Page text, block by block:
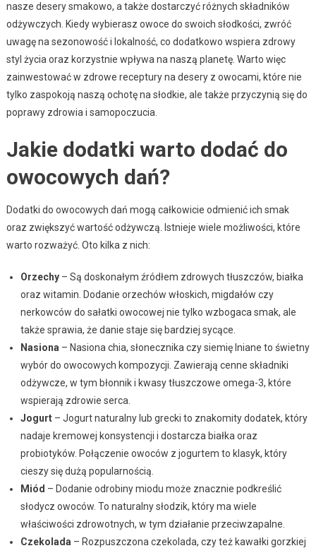
nasze desery smakowo, a także dostarczyć różnych składników
odżywczych. Kiedy wybierasz owoce do swoich słodkości, zwróć
uwagę na sezonowość i lokalność, co dodatkowo wspiera zdrowy
styl życia oraz korzystnie wpływa na naszą planetę. Warto więc
zainwestować w zdrowe receptury na desery z owocami, które nie
tylko zaspokoją naszą ochotę na słodkie, ale także przyczynią się do
poprawy zdrowia i samopoczucia.
Jakie dodatki warto dodać do
owocowych dań?
Dodatki do owocowych dań mogą całkowicie odmienić ich smak
oraz zwiększyć wartość odżywczą. Istnieje wiele możliwości, które
warto rozważyć. Oto kilka z nich:
Orzechy– Są doskonałym źródłem zdrowych tłuszczów, białka
oraz witamin. Dodanie orzechów włoskich, migdałów czy
nerkowców do sałatki owocowej nie tylko wzbogaca smak, ale
także sprawia, że danie staje się bardziej sycące.
Nasiona – Nasiona chia, słonecznika czy siemię lniane to świetny
wybór do owocowych kompozycji. Zawierają cenne składniki
odżywcze, w tym błonnik i kwasy tłuszczowe omega-3, które
wspierają zdrowie serca.
Jogurt– Jogurt naturalny lub grecki to znakomity dodatek, który
nadaje kremowej konsystencji i dostarcza białka oraz
probiotyków. Połączenie owoców z jogurtem to klasyk, który
cieszy się dużą popularnością.
Miód – Dodanie odrobiny miodu może znacznie podkreślić
słodycz owoców. To naturalny słodzik, który ma wiele
właściwości zdrowotnych, w tym działanie przeciwzapalne.
Czekolada – Rozpuszczona czekolada, czy też kawałki gorzkiej